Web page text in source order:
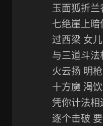
玉面狐折兰
七绝崖上
过西梁 女
与三道斗法
火云扬 明
十方魔 渴
凭你计法相
逐个击破